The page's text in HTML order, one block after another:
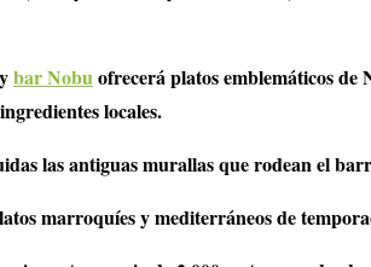
bar Nobuofrecerá platos emblemáticos
locales.
las antiguas murallas que rodean el
marroquíes y mediterráneos de